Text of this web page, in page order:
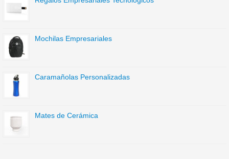
Mochilas Empresariales
Caramañolas Personalizadas
Mates de Cerámica